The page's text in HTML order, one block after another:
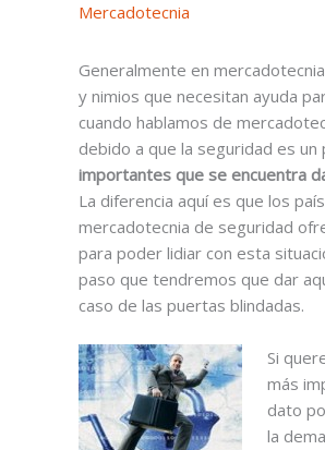
Mercadotecnia
Generalmente en
y nimios que necesitan ayuda
cuando hablamos de
debido a que la seguridad es
importantes que se encuentra
La diferencia aquí es que los
mercadotecnia de seguridad
para poder lidiar con esta
paso que tendremos que dar
caso de las puertas blindadas.
Si
más
dato
la